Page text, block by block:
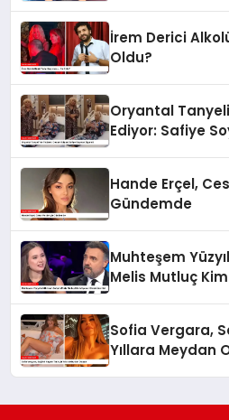
İrem Derici
Oldu?
Oryantal
Ediyor: Safiye
Hande Erçel,
Gündemde
Muhteşem
Melis Mutluç
Sofia Vergara,
Yıllara Meydan